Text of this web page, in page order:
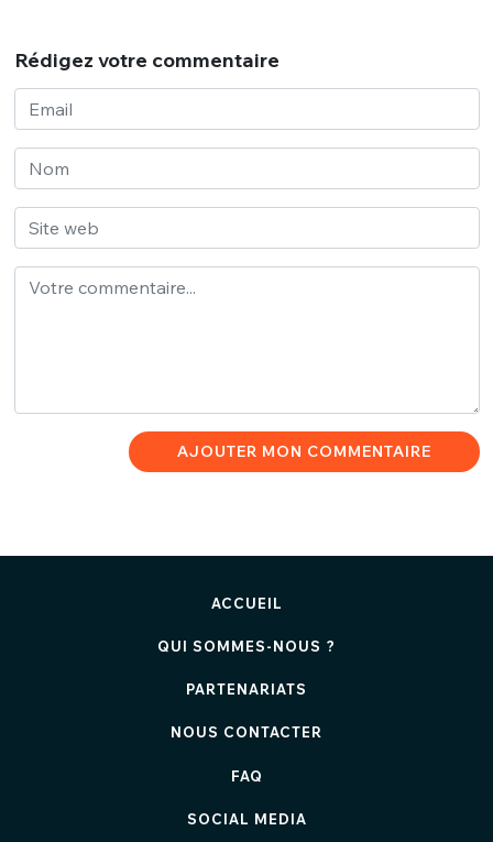
Rédigez votre commentaire
AJOUTER MON COMMENTAIRE
ACCUEIL
QUI SOMMES-NOUS ?
PARTENARIATS
NOUS CONTACTER
FAQ
SOCIAL MEDIA